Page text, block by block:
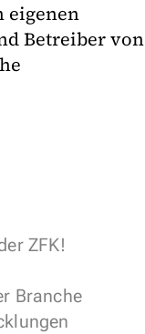
eigenen
Betreiber von
ZFK!
Branche